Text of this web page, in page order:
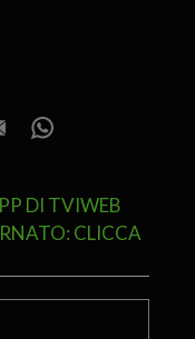
DI TVIWEB
CLICCA